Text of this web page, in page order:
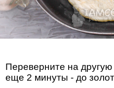
Переверните на
еще 2 минуты - до